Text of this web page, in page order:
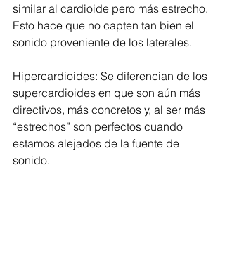
similar al cardioide pero más estrecho.
Esto hace que no capten tan bien el
sonido proveniente de los laterales.
Hipercardioides: Se diferencian de los
supercardioides en que son aún más
directivos, más concretos y, al ser más
“estrechos” son perfectos cuando
estamos alejados de la fuente de
sonido.